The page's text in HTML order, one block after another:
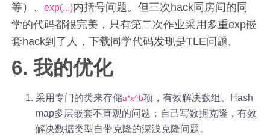
等）、exp(...)内括号问题。但三次hack同房间的同
学的代码都很完美，只有第二次作业采用多重exp嵌
套hack到了人，下载同学代码发现是TLE问题。
6. 我的优化
采用专门的类来存储a*x^b项，有效解决数组、Hash
map多层嵌套不直观的问题；自己写数据克隆，有效
解决数据类型自带克隆的深浅克隆问题。